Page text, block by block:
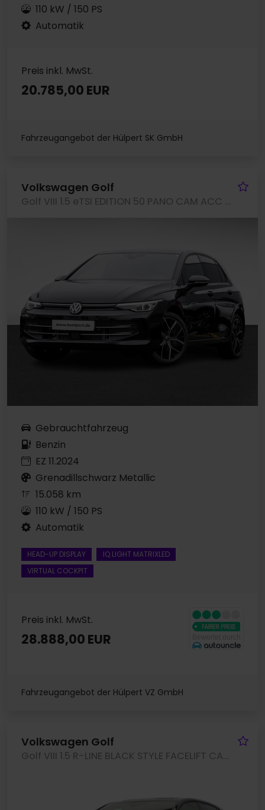
110 kW / 150 PS
Automatik
Preis inkl. MwSt.
20.785,00 EUR
Fahrzeugangebot der Hülpert SK GmbH
Volkswagen Golf
Golf VIII 1.5 eTSI EDITION 50 PANO CAM ACC LM18
Gebrauchtfahrzeug
Benzin
EZ 11.2024
Grenadillschwarz Metallic
15.058 km
110 kW / 150 PS
Automatik
HEAD-UP DISPLAY
IQ.LIGHT MATRIXLED
VIRTUAL COCKPIT
Preis inkl. MwSt.
28.888,00 EUR
Fahrzeugangebot der Hülpert VZ GmbH
Volkswagen Golf
Golf VIII 1.5 R-LINE BLACK STYLE FACELIFT CAM ACC LM18 NAVI